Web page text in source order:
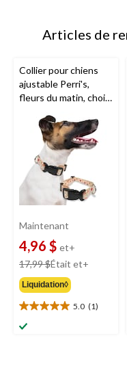
Articles de
Collier pour chiens
ajustable Perri's,
fleurs du matin, choix
Maintenant
4,96 $ et+
17,99 $Était et+
partir
Liquidation◊
5.0 (1)
5.0
étoile(s)